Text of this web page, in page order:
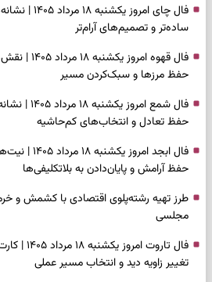
فال چای
ساده‌تر و تصمیم‌های آرام‌تر
فال قهوه
حفظ مرزها و سبک‌کردن مسیر
فال شمع
حفظ تعادل و انتخاب‌های کم‌حاشیه
فال ابجد
حفظ آرامش و پایان‌دادن به بلاتکلیفی‌ها
طرز تهیه رشته‌پلوی اقتصادی با کشمش و
مجلسی
فال تاروت
تغییر زاویه دید و انتخاب مسیر عملی